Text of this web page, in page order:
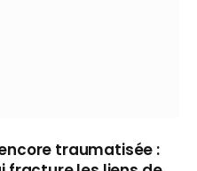
traumatisée :